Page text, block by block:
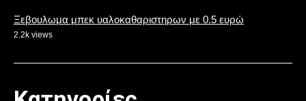
Ξεβουλωμα μπεκ υαλοκαθαριστηρων με 0.5 ευρώ
2.2k views